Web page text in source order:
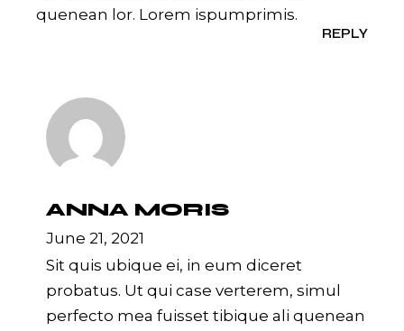
quenean lor. Lorem ispumprimis.
REPLY
ANNA MORIS
June 21, 2021
Sit quis ubique ei, in eum diceret
probatus. Ut qui case verterem, simul
perfecto mea fuisset tibique ali quenean